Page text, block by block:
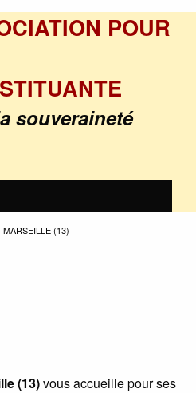
POUR
souveraineté
MARSEILLE (13)
(13)vous accueille pour ses